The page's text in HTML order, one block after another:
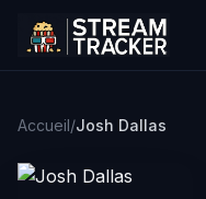
Accueil/Josh Dallas